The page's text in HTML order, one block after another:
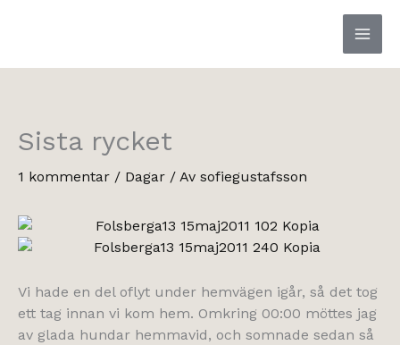
Sista rycket
1 kommentar / Dagar / Av sofiegustafsson
Vi hade en del oflyt under hemvägen igår, så det tog
ett tag innan vi kom hem. Omkring 00:00 möttes jag
av glada hundar hemmavid, och somnade sedan så